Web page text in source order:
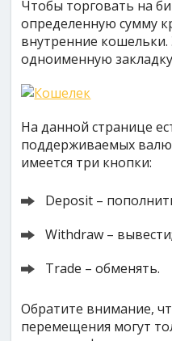
Чтобы торговать на
определенную сумму
внутренние
одноименную
На данной странице
поддерживаемых
имеется три кнопки:
Deposit –
Withdraw – вывести;
Trade – обменять.
Обратите внимание,
перемещения могут